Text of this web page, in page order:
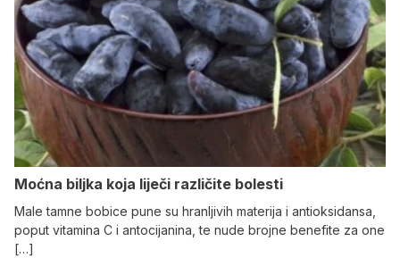
Moćna biljka koja liječi različite bolesti
Male tamne bobice pune su hranljivih materija i antioksidansa,
poput vitamina C i antocijanina, te nude brojne benefite za one
[…]